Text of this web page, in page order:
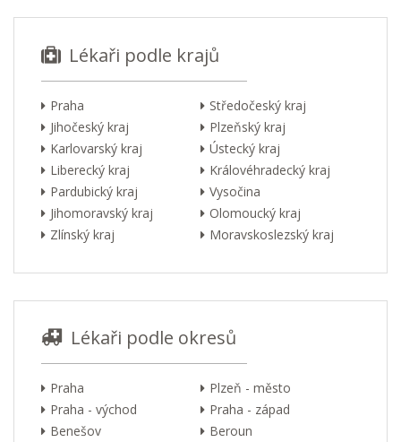
Lékaři podle krajů
Praha
Středočeský kraj
Jihočeský kraj
Plzeňský kraj
Karlovarský kraj
Ústecký kraj
Liberecký kraj
Královéhradecký kraj
Pardubický kraj
Vysočina
Jihomoravský kraj
Olomoucký kraj
Zlínský kraj
Moravskoslezský kraj
Lékaři podle okresů
Praha
Plzeň - město
Praha - východ
Praha - západ
Benešov
Beroun